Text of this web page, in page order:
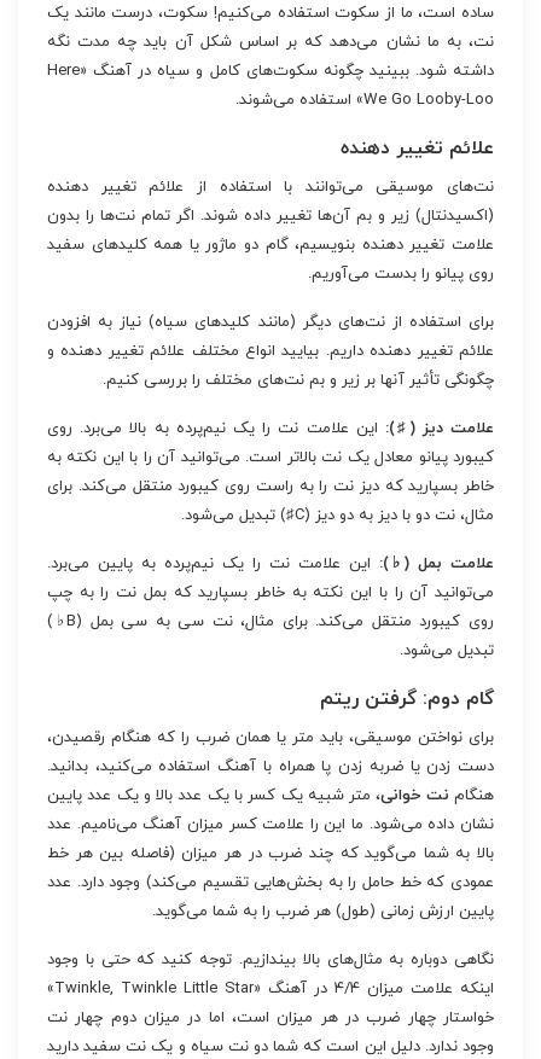
ساده است، ما از سکوت استفاده می‌کنیم! سکوت، درست مانند یک
نت، به ما نشان می‌دهد که بر اساس شکل آن باید چه مدت نگه
داشته شود. ببینید چگونه سکوت‌های کامل و سیاه در آهنگ «Here
We Go Looby-Loo» استفاده می‌شوند.
علائم تغییر دهنده
نت‌های موسیقی می‌توانند با استفاده از علائم تغییر دهنده
(اکسیدنتال) زیر و بم آن‌ها تغییر داده شوند. اگر تمام نت‌ها را بدون
علامت تغییر دهنده بنویسیم، گام دو ماژور یا همه کلیدهای سفید
روی پیانو را بدست می‌آوریم.
برای استفاده از نت‌های دیگر (مانند کلیدهای سیاه) نیاز به افزودن
علائم تغییر دهنده داریم. بیایید انواع مختلف علائم تغییر دهنده و
چگونگی تأثیر آنها بر زیر و بم نت‌های مختلف را بررسی کنیم.
علامت دیز (♯): این علامت نت را یک نیم‌پرده به بالا می‌برد. روی
کیبورد پیانو معادل یک نت بالاتر است. می‌توانید آن را با این نکته به
خاطر بسپارید که دیز نت را به راست روی کیبورد منتقل می‌کند. برای
مثال، نت دو با دیز به دو دیز (C♯) تبدیل می‌شود.
علامت بمل (♭): این علامت نت را یک نیم‌پرده به پایین می‌برد.
می‌توانید آن را با این نکته به خاطر بسپارید که بمل نت را به چپ
روی کیبورد منتقل می‌کند. برای مثال، نت سی به سی بمل (B♭)
تبدیل می‌شود.
گام دوم: گرفتن ریتم
برای نواختن موسیقی، باید متر یا همان ضرب را که هنگام رقصیدن،
دست زدن یا ضربه زدن پا همراه با آهنگ استفاده می‌کنید، بدانید.
هنگام نت خوانی، متر شبیه یک کسر با یک عدد بالا و یک عدد پایین
نشان داده می‌شود. ما این را علامت کسر میزان آهنگ می‌نامیم. عدد
بالا به شما می‌گوید که چند ضرب در هر میزان (فاصله بین هر خط
عمودی که خط حامل را به بخش‌هایی تقسیم می‌کند) وجود دارد. عدد
پایین ارزش زمانی (طول) هر ضرب را به شما می‌گوید.
نگاهی دوباره به مثال‌های بالا بیندازیم. توجه کنید که حتی با وجود
اینکه علامت میزان ۴/۴ در آهنگ «Twinkle, Twinkle Little Star»
خواستار چهار ضرب در هر میزان است، اما در میزان دوم چهار نت
وجود ندارد. دلیل این است که شما دو نت سیاه و یک نت سفید دارید